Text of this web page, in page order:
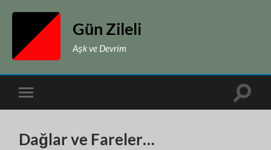
Gün Zileli
Aşk ve Devrim
Toggle
mobile
Toggle
Dağlar ve Fareler…